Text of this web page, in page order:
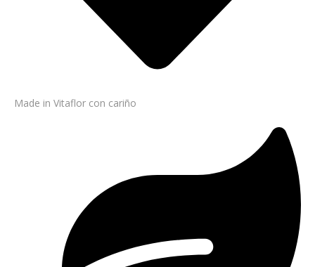
Made in Vitaflor con cariño